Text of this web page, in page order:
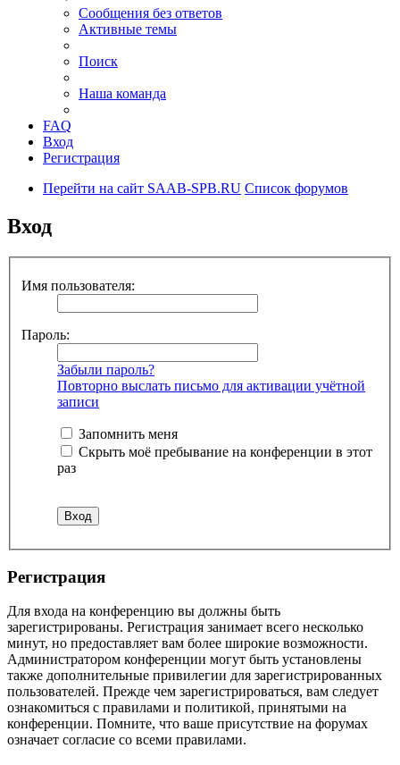
Сообщения без ответов
Активные темы
Поиск
Наша команда
FAQ
Вход
Регистрация
Перейти на сайт SAAB-SPB.RU Список форумов
Вход
Имя пользователя:
Пароль:
Забыли пароль?
Повторно выслать письмо для активации учётной
записи
Запомнить меня
Скрыть моё пребывание на конференции в этот
раз
Регистрация
Для входа на конференцию вы должны быть
зарегистрированы. Регистрация занимает всего несколько
минут, но предоставляет вам более широкие возможности.
Администратором конференции могут быть установлены
также дополнительные привилегии для зарегистрированных
пользователей. Прежде чем зарегистрироваться, вам следует
ознакомиться с правилами и политикой, принятыми на
конференции. Помните, что ваше присутствие на форумах
означает согласие со всеми правилами.